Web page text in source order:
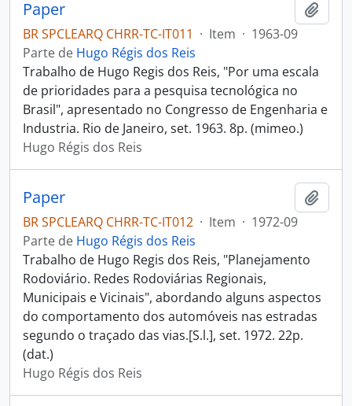
Paper
BR SPCLEARQ CHRR-TC-IT011 · Item · 1963-09
Parte de Hugo Régis dos Reis
Trabalho de Hugo Regis dos Reis, "Por uma escala
de prioridades para a pesquisa tecnológica no
Brasil", apresentado no Congresso de Engenharia e
Industria. Rio de Janeiro, set. 1963. 8p. (mimeo.)
Hugo Régis dos Reis
Paper
BR SPCLEARQ CHRR-TC-IT012 · Item · 1972-09
Parte de Hugo Régis dos Reis
Trabalho de Hugo Regis dos Reis, "Planejamento
Rodoviário. Redes Rodoviárias Regionais,
Municipais e Vicinais", abordando alguns aspectos
do comportamento dos automóveis nas estradas
segundo o traçado das vias.[S.l.], set. 1972. 22p.
(dat.)
Hugo Régis dos Reis